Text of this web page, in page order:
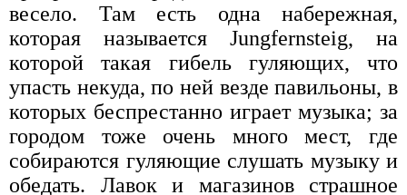
весело. Там есть одна набережная,
которая называется Jungfernsteig, на
которой такая гибель гуляющих, что
упасть некуда, по ней везде павильоны, в
которых беспрестанно играет музыка; за
городом тоже очень много мест, где
собираются гуляющие слушать музыку и
обедать. Лавок и магазинов страшное